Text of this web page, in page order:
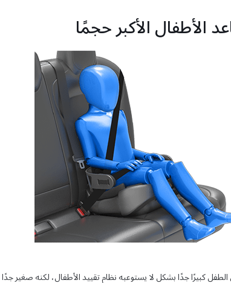
الأطفال الأكبر حجمًا
الطفل كبيرًا جدًا بشكل لا يستوعبه نظام تقييد الأطفال، لكنه صغير